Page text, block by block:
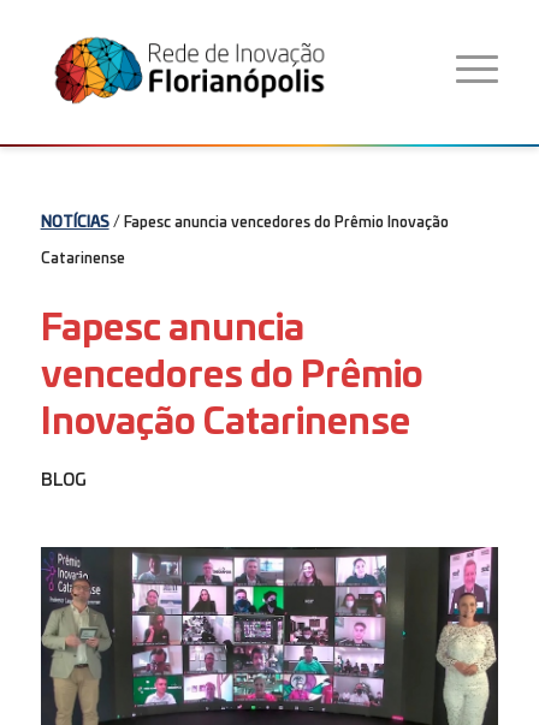
NOTÍCIAS/ Fapesc anuncia vencedores do Prêmio Inovação
Catarinense
Fapesc anuncia
vencedores do Prêmio
Inovação Catarinense
BLOG